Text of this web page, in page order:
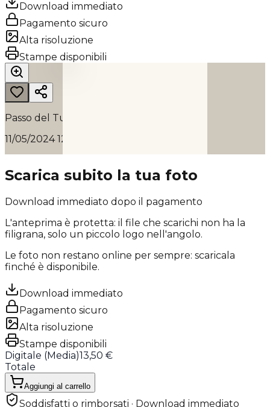
Download immediato
Pagamento sicuro
Alta risoluzione
Stampe disponibili
Passo del Turchino
11/05/2024 12:25
Scarica subito la tua foto
Download immediato dopo il pagamento
L'anteprima è protetta: il file che scarichi non ha la
filigrana, solo un piccolo logo nell'angolo.
Le foto non restano online per sempre: scaricala
finché è disponibile.
Download immediato
Pagamento sicuro
Alta risoluzione
Stampe disponibili
Digitale (Media)13,50 €
Totale
Aggiungi al carrello
Soddisfatti o rimborsati · Download immediato